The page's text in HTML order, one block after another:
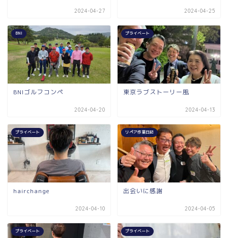
2024-04-27 2024-04-25
BNI
BNIゴルフコンペ
2024-04-20
プライベート
東京ラブストーリー風
2024-04-13
プライベート
hairchange
2024-04-10
リペア作業日記
出会いに感謝
2024-04-05
プライベート プライベート